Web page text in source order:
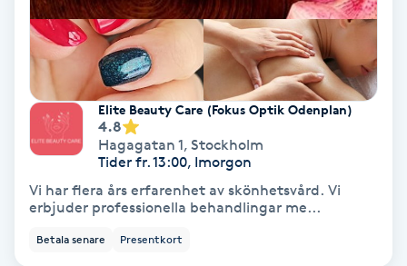
Medium
Megavolymfransar
Melasma
Mesoterapi
MicroPen
Elite Beauty Care (Fokus Optik Odenplan)
4.8
Hagagatan 1, Stockholm
Tider fr. 13:00, Imorgon
Vi har flera års erfarenhet av skönhetsvård. Vi
erbjuder professionella behandlingar me...
Betala senare Presentkort